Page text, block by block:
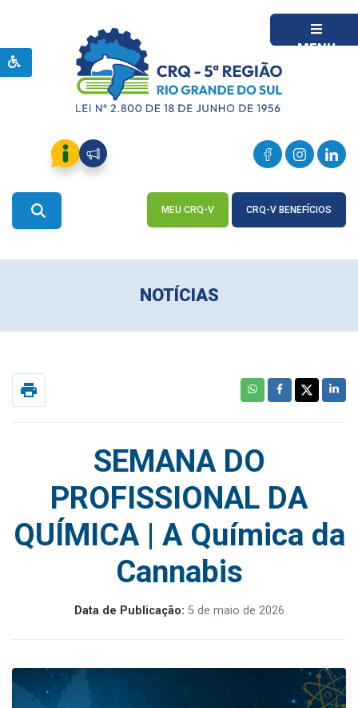
MENU
MEU CRQ-V CRQ-V BENEFÍCIOS
NOTÍCIAS
print
SEMANA DO
PROFISSIONAL DA
QUÍMICA | A Química da
Cannabis
Data de Publicação: 5 de maio de 2026